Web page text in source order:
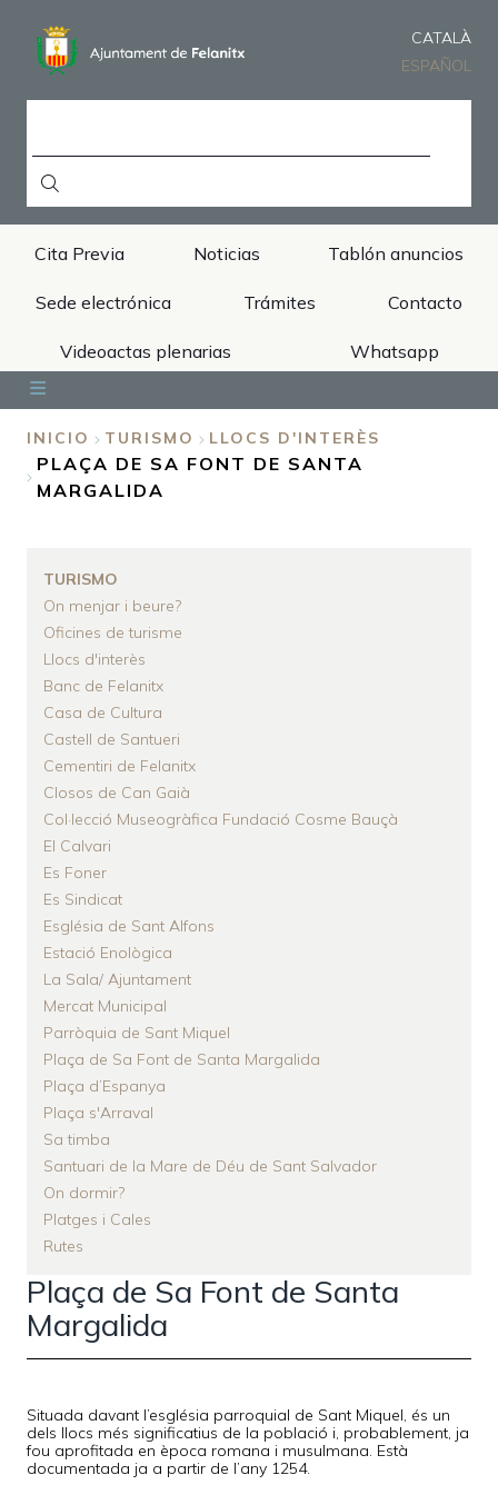
contenido
CATALÀ
ESPAÑOL
Cita Previa Noticias Tablón anuncios
Sede electrónica Trámites Contacto
Videoactas plenarias Whatsapp
Inicio
Ayuntamiento
Áreas
Municipio
Turismo
SOBRESCRIBIR
ENLACES
AYUDA
A
LA
NAVEGACIÓN
INICIO TURISMO LLOCS D'INTERÈS
PLAÇA DE SA FONT DE SANTA
MARGALIDA
TURISMO
On menjar i beure?
Oficines de turisme
Llocs d'interès
Banc de Felanitx
Casa de Cultura
Castell de Santueri
Cementiri de Felanitx
Closos de Can Gaià
Col·lecció Museogràfica Fundació Cosme Bauçà
El Calvari
Es Foner
Es Sindicat
Església de Sant Alfons
Estació Enològica
La Sala/ Ajuntament
Mercat Municipal
Parròquia de Sant Miquel
Plaça de Sa Font de Santa Margalida
Plaça d’Espanya
Plaça s'Arraval
Sa timba
Santuari de la Mare de Déu de Sant Salvador
On dormir?
Platges i Cales
Rutes
Plaça de Sa Font de Santa
Margalida
Situada davant l’església parroquial de Sant Miquel, és un
dels llocs més significatius de la població i, probablement, ja
fou aprofitada en època romana i musulmana. Està
documentada ja a partir de l’any 1254.